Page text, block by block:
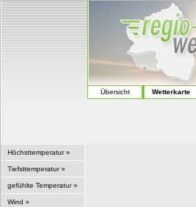
Übersicht Wetterkarte
Höchsttemperatur »
Tiefsttemperatur »
gefühlte Temperatur »
Wind »